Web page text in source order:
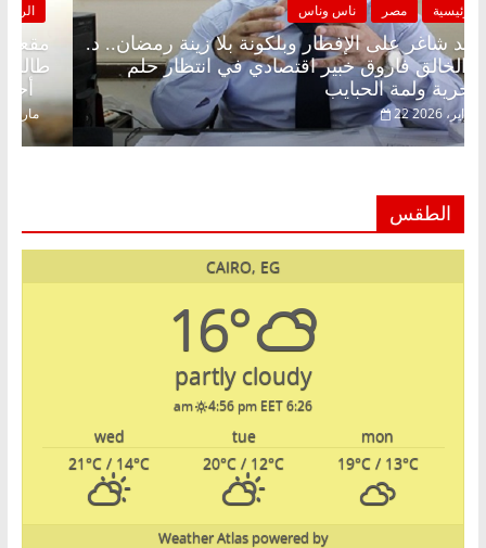
الرئيسية مصر ناس وناس
مقعد شاغر على الإفطار وبلكونة بلا زينة رمضان.. د.
عبدالخالق فاروق خبير اقتصادي في انتظار حلم
الحرية ولمة الحبايب
22 فبراير، 2026
الطقس
CAIRO, EG
16°
partly cloudy
6:26 am
4:56 pm EET
mon
tue
wed
19°C/ 13°C
20°C / 12°C
21°C / 14°C
powered by
Weather Atlas